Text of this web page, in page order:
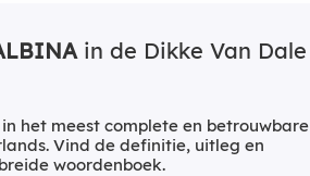
in de Dikke Van Dale
het meest complete en betrouwbare
Vind de definitie, uitleg en
woordenboek.